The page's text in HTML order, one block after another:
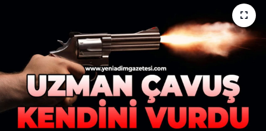
RESMİ İLAN
Künye